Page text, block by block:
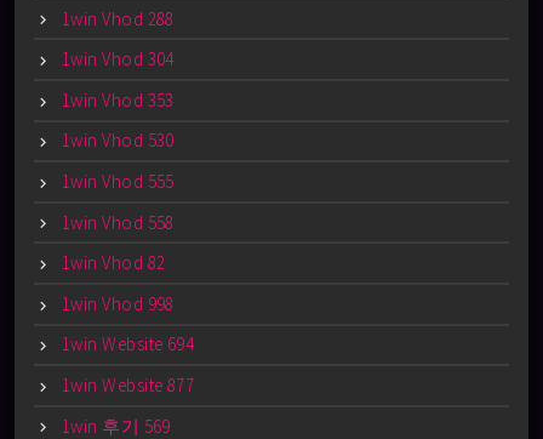
1win Vhod 288
1win Vhod 304
1win Vhod 353
1win Vhod 530
1win Vhod 555
1win Vhod 558
1win Vhod 82
1win Vhod 998
1win Website 694
1win Website 877
1win 후기 569